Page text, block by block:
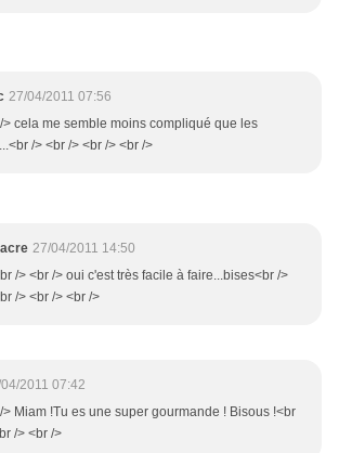
27/04/2011 07:56
> cela me semble moins compliqué que les
/> <br /> <br /> <br />
27/04/2011 14:50
/> <br /> oui c'est très facile à faire...bises<br />
/> <br /> <br />
2011 07:42
> Miam !Tu es une super gourmande ! Bisous !<br
/> <br />